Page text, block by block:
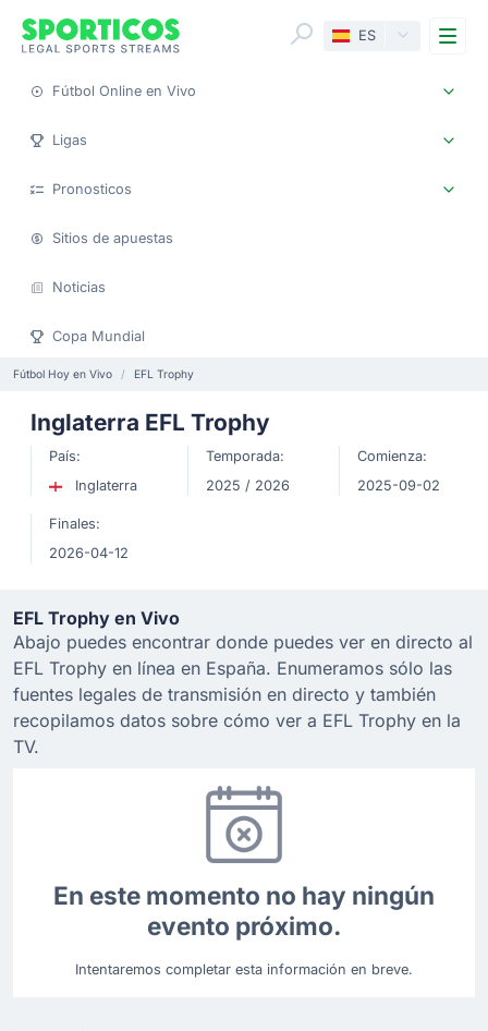
ES
Fútbol Online en Vivo
Ligas
Pronosticos
Sitios de apuestas
Noticias
Copa Mundial
Fútbol Hoy en Vivo EFL Trophy
Inglaterra EFL Trophy
País:
Inglaterra
Temporada:
2025 / 2026
Comienza:
2025-09-02
Finales:
2026-04-12
EFL Trophy en Vivo
Abajo puedes encontrar donde puedes ver en directo al
EFL Trophy en línea en España. Enumeramos sólo las
fuentes legales de transmisión en directo y también
recopilamos datos sobre cómo ver a EFL Trophy en la
TV.
En este momento no hay ningún
evento próximo.
Intentaremos completar esta información en breve.